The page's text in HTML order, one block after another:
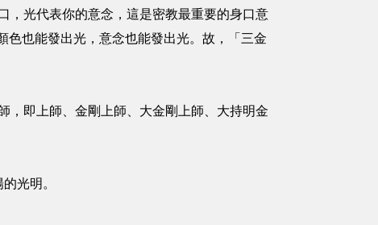
，光代表你的意念，這是密教最重要的身口意
色也能發出光，意念也能發出光。故，「三金
，即上師、金剛上師、大金剛上師、大持明金
光明。